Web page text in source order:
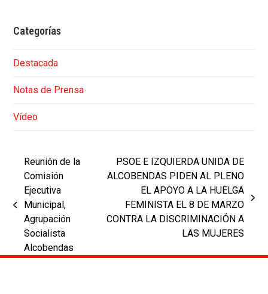
Categorías
Destacada
Notas de Prensa
Vídeo
previous
post:
Reunión de la
Comisión
Ejecutiva
Municipal,
Agrupación
Socialista
Alcobendas
post:
PSOE E IZQUIERDA UNIDA DE
ALCOBENDAS PIDEN AL PLENO
EL APOYO A LA HUELGA
FEMINISTA EL 8 DE MARZO
CONTRA LA DISCRIMINACIÓN A
LAS MUJERES